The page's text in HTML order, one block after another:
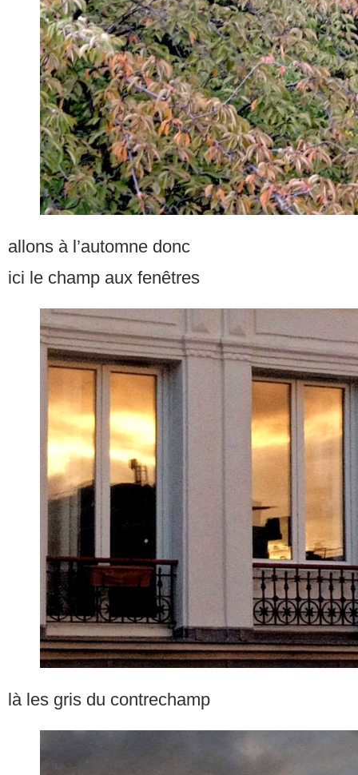
allons à l’automne donc
ici le champ aux fenêtres
là les gris du contrechamp